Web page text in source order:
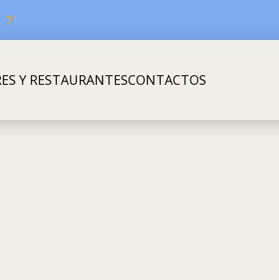
71
Y RESTAURANTESCONTACTOS